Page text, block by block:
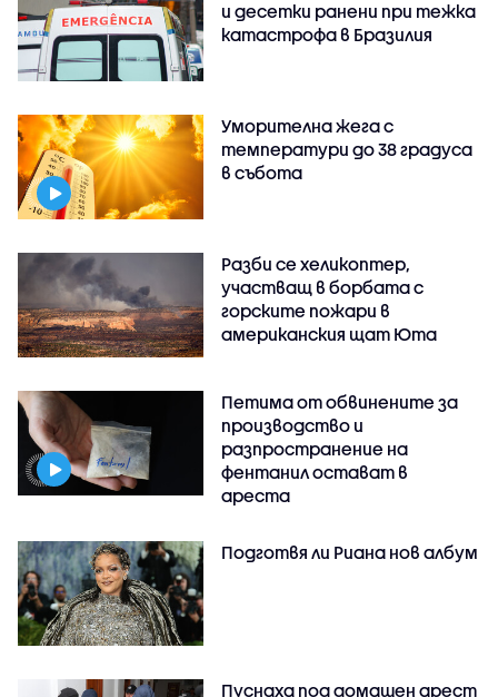
и десетки ранени при тежка
катастрофа в Бразилия
Уморителна жега с
температури до 38 градуса
в събота
Разби се хеликоптер,
участващ в борбата с
горските пожари в
американския щат Юта
Петима от обвинените за
производство и
разпространение на
фентанил остават в
ареста
Подготвя ли Риана нов албум
Пуснаха под домашен арест